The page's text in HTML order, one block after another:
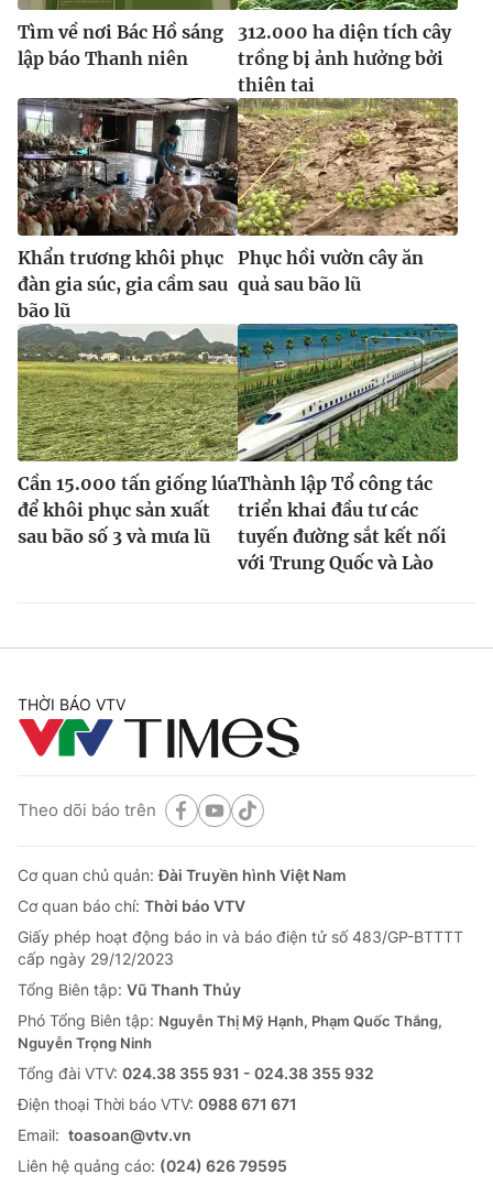
Tìm về nơi Bác Hồ sáng
lập báo Thanh niên
312.000 ha diện tích cây
trồng bị ảnh hưởng bởi
thiên tai
Khẩn trương khôi phục
đàn gia súc, gia cầm sau
bão lũ
Phục hồi vườn cây ăn
quả sau bão lũ
Cần 15.000 tấn giống lúa
để khôi phục sản xuất
sau bão số 3 và mưa lũ
Thành lập Tổ công tác
triển khai đầu tư các
tuyến đường sắt kết nối
với Trung Quốc và Lào
THỜI BÁO VTV
Theo dõi báo trên
Cơ quan chủ quản:Đài Truyền hình Việt Nam
Cơ quan báo chí: Thời báo VTV
Giấy phép hoạt động báo in và báo điện tử số 483/GP-BTTTT
cấp ngày 29/12/2023
Tổng Biên tập: Vũ Thanh Thủy
Phó Tổng Biên tập: Nguyễn Thị Mỹ Hạnh, Phạm Quốc Thắng,
Nguyễn Trọng Ninh
Tổng đài VTV: 024.38 355 931 - 024.38 355 932
Ðiện thoại Thời báo VTV: 0988 671 671
Email: toasoan@vtv.vn
Liên hệ quảng cáo: (024) 626 79595